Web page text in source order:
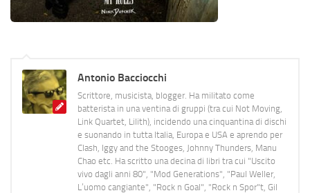
Antonio Bacciocchi
Scrittore, musicista, blogger. Ha militato come
batterista in una ventina di gruppi (tra cui Not Moving,
Link Quartet, Lilith), incidendo una cinquantina di dischi
e suonando in tutta Italia, Europa e USA e aprendo per
Clash, Iggy and the Stooges, Johnny Thunders, Manu
Chao etc. Ha scritto una decina di libri tra cui "Uscito
vivo dagli anni 80", "Mod Generations", "Paul Weller,
L’uomo cangiante", "Rock n Goal", "Rock n Spor"t, Gil